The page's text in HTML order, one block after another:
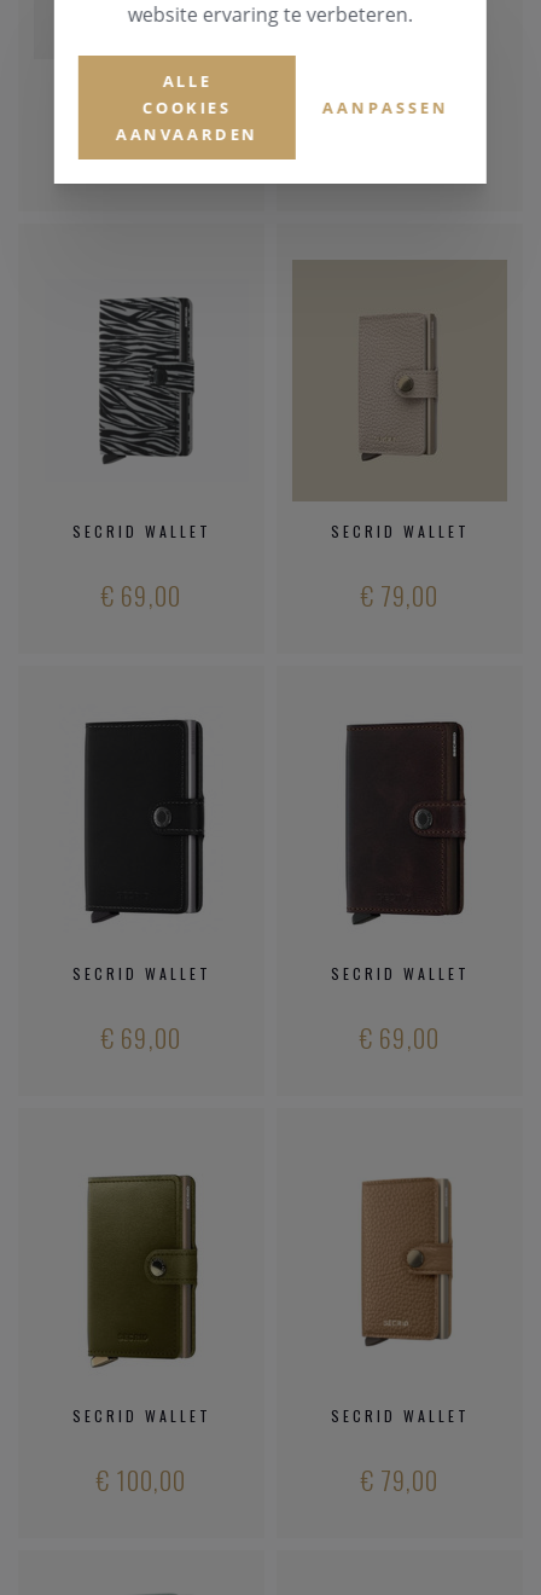
SECRID WALLET
€ 69,00
SECRID WALLET
€ 69,00
SECRID WALLET
€ 79,00
SECRID WALLET
€ 69,00
SECRID WALLET
€ 69,00
SECRID WALLET
€ 100,00
SECRID WALLET
€ 79,00
website ervaring te verbeteren.
ALLE
COOKIES
AANVAARDEN
AANPASSEN